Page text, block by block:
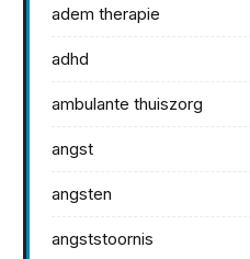
adem therapie
adhd
ambulante thuiszorg
angst
angsten
angststoornis